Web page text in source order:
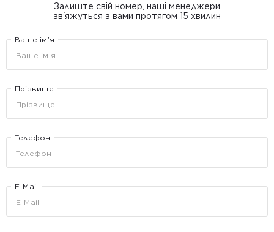
Залиште свій номер, наші менеджери
зв'яжуться з вами протягом 15 хвилин
Ваше ім’я
Прізвище
Телефон
E-Mail